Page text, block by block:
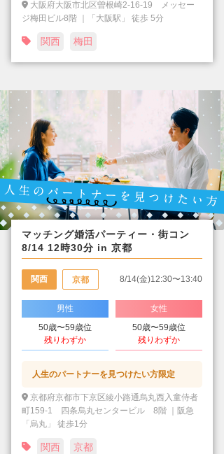
大阪府大阪市北区曽根崎2-16-19 メッセー
ジ梅田ビル8階 ｜「大阪駅」 徒歩 5分
関西 梅田
マッチング婚活パーティー・街コン
8/14 12時30分 in 京都
関西 京都 8/14(金)12:30〜13:40
男性
50歳〜59歳位
残りわずか
女性
50歳〜59歳位
残りわずか
人生のパートナーを見つけたい方限定
京都府京都市下京区綾小路通烏丸西入童侍者
町159-1 四条烏丸センタービル 8階 ｜阪急
「烏丸」 徒歩1分
関西 京都